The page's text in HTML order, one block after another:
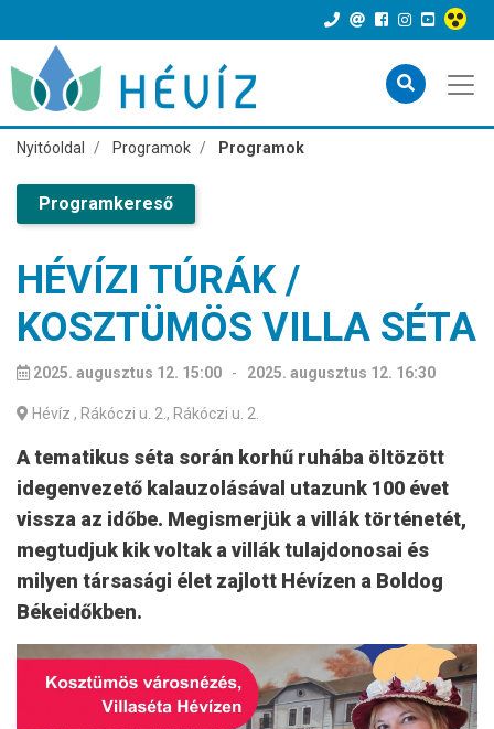
Nyitóoldal Programok Programok
Programkereső
HÉVÍZI TÚRÁK /
KOSZTÜMÖS VILLA SÉTA
2025. augusztus 12. 15:00 - 2025. augusztus 12. 16:30
Hévíz , Rákóczi u. 2., Rákóczi u. 2.
A tematikus séta során korhű ruhába öltözött
idegenvezető kalauzolásával utazunk 100 évet
vissza az időbe. Megismerjük a villák történetét,
megtudjuk kik voltak a villák tulajdonosai és
milyen társasági élet zajlott Hévízen a Boldog
Békeidőkben.